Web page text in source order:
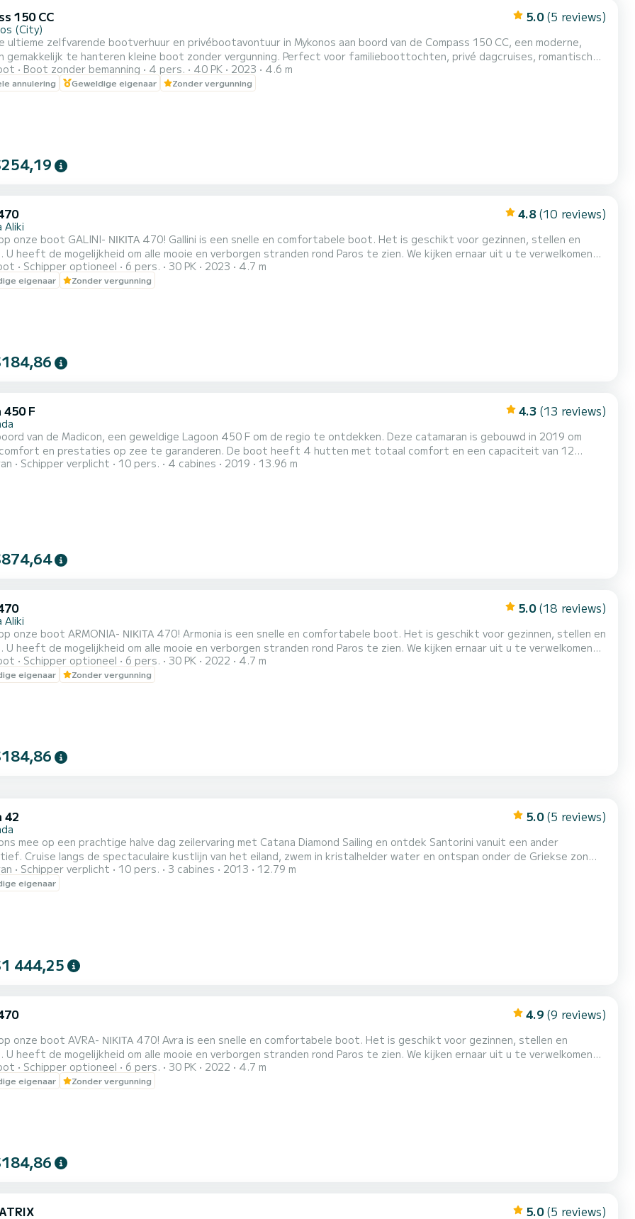
150 CC 5.0 (5 reviews)
(City)
ultieme zelfvarende bootverhuur en privébootavontuur in Mykonos aan boord van de Compass 150 CC, een moderne,
gemakkelijk te hanteren kleine boot zonder vergunning. Perfect voor familieboottochten, privé dagcruises, romantische
inclusive zelfvarende avonturen naar de zuidkust van Mykonos, Dragonisi, Rhenia en Delos Island. Onze Compass 150 CC
staat om deze prachtige locaties op uw eigen tempo te verkennen. Geen vergunning vereist, waardoor het ideaal...
Boot zonder bemanning 4 pers. 40 PK 2023 4.6 m
annulering Geweldige eigenaar Zonder vergunning
4.8 (10 reviews)
Aliki
ΝΙΚΙΤΑ 470! Gallini is een snelle en comfortabele boot. Het is geschikt voor gezinnen, stellen en
U heeft de mogelijkheid om alle mooie en verborgen stranden rond Paros te zien. We kijken ernaar uit u te verwelkomen
boot!Schipper optioneel 6 pers. 30 PK 2023 4.7 m
eigenaar Zonder vergunning
450 F 4.3 (13 reviews)
van de Madicon, een geweldige Lagoon 450 F om de regio te ontdekken. Deze catamaran is gebouwd in 2019 om
op zee te garanderen. De boot heeft 4 hutten met totaal comfort en een capaciteit van 12
Met een totale lengte van 14 meter en 114 pk, zal het uw beste vriend zijn bij het doorbrengen van buitengewone
Schipper verplicht 10 pers. 4 cabines 2019 13.96 m
5.0 (18 reviews)
Aliki
ΝΙΚΙΤΑ 470! Armonia is een snelle en comfortabele boot. Het is geschikt voor gezinnen, stellen en
U heeft de mogelijkheid om alle mooie en verborgen stranden rond Paros te zien. We kijken ernaar uit u te verwelkomen
boot!Schipper optioneel 6 pers. 30 PK 2022 4.7 m
eigenaar Zonder vergunning
42 5.0 (5 reviews)
mee op een prachtige halve dag zeilervaring met Catana Diamond Sailing en ontdek Santorini vanuit een ander
Cruise langs de spectaculaire kustlijn van het eiland, zwem in kristalhelder water en ontspan onder de Griekse zon
van een comfortabele en stijlvolle catamaran. Geniet van heerlijk eten en drinken aan boord terwijl onze vriendelijke
voor elk detail zorgt. Halve dag charters zijn beschikbaar op aanvraag - vraag ons naar beschikbaarheid en een gepe...
Schipper verplicht 10 pers. 3 cabines 2013 12.79 m
eigenaar
444,25
4.9 (9 reviews)
ΝΙΚΙΤΑ 470! Avra is een snelle en comfortabele boot. Het is geschikt voor gezinnen, stellen en
U heeft de mogelijkheid om alle mooie en verborgen stranden rond Paros te zien. We kijken ernaar uit u te verwelkomen
boot!Schipper optioneel 6 pers. 30 PK 2022 4.7 m
eigenaar Zonder vergunning
5.0 (5 reviews)